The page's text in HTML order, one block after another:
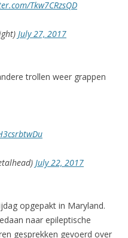
Tkw7CRzsQD
July 27, 2017
trollen weer grappen
July 22, 2017
opgepakt in Maryland.
naar epileptische
gesprekken gevoerd over